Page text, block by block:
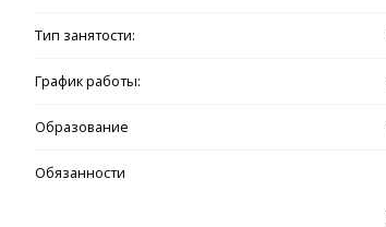
Тип занятости:
График работы:
Образование
Обязанности